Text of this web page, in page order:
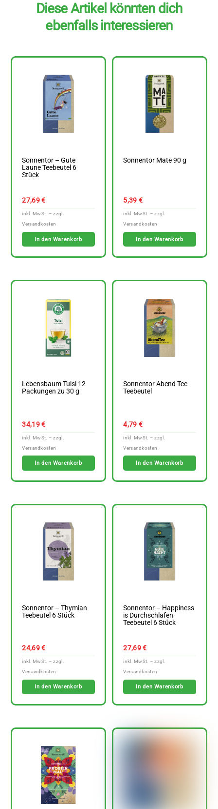
Diese Artikel könnten dich
ebenfalls interessieren
Sonnentor – Gute
Laune Teebeutel 6
Stück
27,69€
In den Warenkorb
Sonnentor Mate 90 g
5,39 €
In den Warenkorb
Lebensbaum Tulsi 12
Packungen zu 30 g
34,19€
In den Warenkorb
Sonnentor Abend Tee
Teebeutel
4,79 €
In den Warenkorb
Sonnentor – Thymian
Teebeutel 6 Stück
24,69€
In den Warenkorb
Sonnentor – Happiness
is Durchschlafen
Teebeutel 6 Stück
27,69€
In den Warenkorb